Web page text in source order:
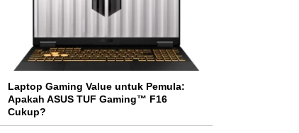
Laptop Gaming Value untuk Pemula:
Apakah ASUS TUF Gaming™ F16
Cukup?